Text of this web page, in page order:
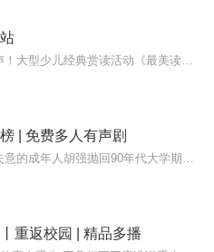
| 免费多人有声剧
重返校园 | 精品多播